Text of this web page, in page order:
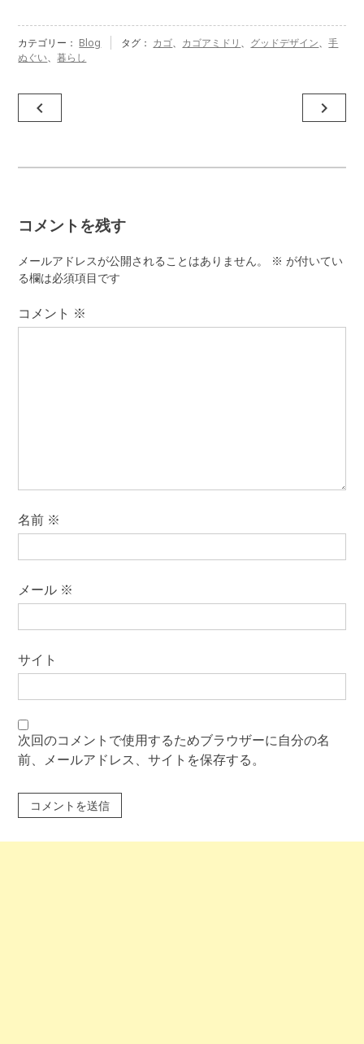
カテゴリー： Blog タグ： カゴ、 カゴアミドリ 、 グッドデザイン、手
ぬぐい、暮らし
投
稿
ー
シ
ョ
navigate_before navigate_next
コメントを残す
メールアドレスが公開されることはありません。 ※ が付いてい
る欄は必須項目です
コメント ※
名前 ※
メール ※
サイト
次回のコメントで使用するためブラウザーに自分の名
前、メールアドレス、サイトを保存する。